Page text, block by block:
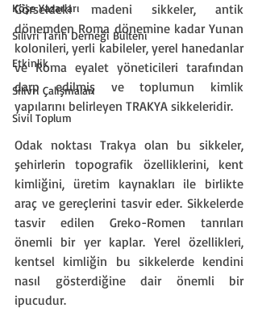
Köşe Yazarları
Silivri Tarih Derneği Bülteni
Etkinlik
Silivri Çalışmaları
Sivil Toplum
Görseldeki madeni sikkeler, antik
dönemden Roma dönemine kadar Yunan
kolonileri, yerli kabileler, yerel hanedanlar
ve Roma eyalet yöneticileri tarafından
darp edilmiş ve toplumun kimlik
yapılarını belirleyen TRAKYA sikkeleridir.
Odak noktası Trakya olan bu sikkeler,
şehirlerin topografik özelliklerini, kent
kimliğini, üretim kaynakları ile birlikte
araç ve gereçlerini tasvir eder. Sikkelerde
tasvir edilen Greko-Romen tanrıları
önemli bir yer kaplar. Yerel özellikleri,
kentsel kimliğin bu sikkelerde kendini
nasıl gösterdiğine dair önemli bir
ipucudur.